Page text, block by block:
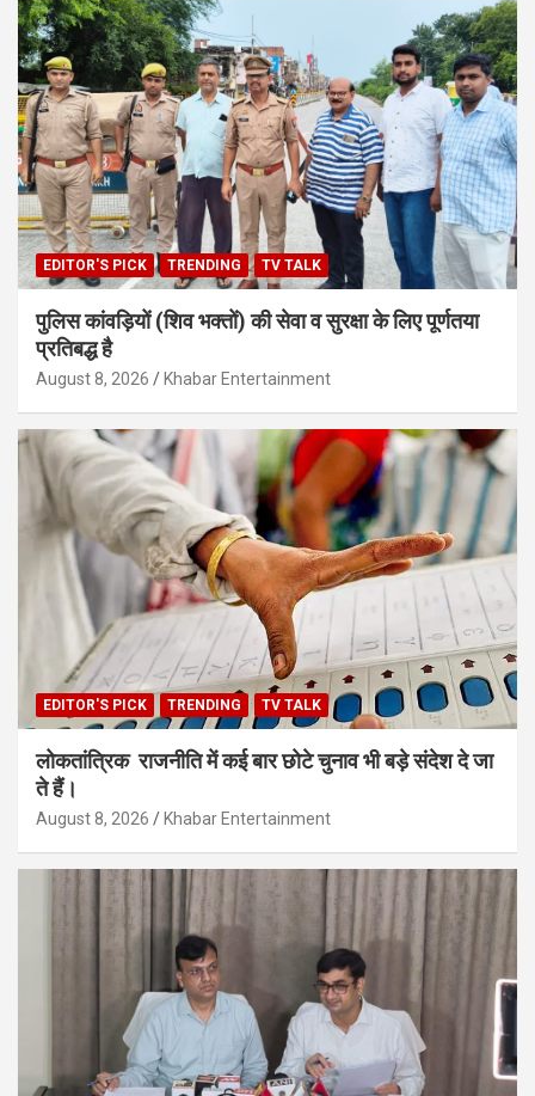
EDITOR'S PICK TRENDING TV TALK
पुलिस कांवड़ियों (शिव भक्तों) की सेवा व सुरक्षा के लिए पूर्णतया
प्रतिबद्ध है
August 8, 2026 Khabar Entertainment
EDITOR'S PICK TRENDING TV TALK
लोकतांत्रिक राजनीति में कई बार छोटे चुनाव भी बड़े संदेश दे जा
ते हैं।
August 8, 2026 Khabar Entertainment